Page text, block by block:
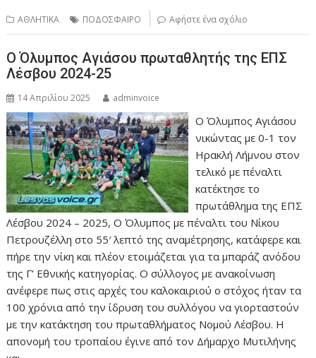
ΑΘΛΗΤΙΚΑ ΠΟΔΟΣΦΑΙΡΟ Αφήστε ένα σχόλιο
Ο Όλυμπος Αγιάσου πρωταθλητής της ΕΠΣ
Λέσβου 2024-25
14 Απριλίου 2025 adminvoice
Ο Όλυμπος Αγιάσου
νικώντας με 0-1 τον
Ηρακλή Λήμνου στον
τελικό με πέναλτι
κατέκτησε το
πρωτάθλημα της ΕΠΣ
Λέσβου 2024 – 2025, Ο Όλυμπος με πέναλτι του Νίκου
Πετρουζέλλη στο 55′ λεπτό της αναμέτρησης, κατάφερε και
πήρε την νίκη και πλέον ετοιμάζεται για τα μπαράζ ανόδου
της Γ’ Εθνικής κατηγορίας. Ο σύλλογος με ανακοίνωση
ανέφερε πως στις αρχές του καλοκαιριού ο στόχος ήταν τα
100 χρόνια από την ίδρυση του συλλόγου να γιορταστούν
με την κατάκτηση του πρωταθλήματος Νομού Λέσβου. Η
απονομή του τροπαίου έγινε από τον Δήμαρχο Μυτιλήνης